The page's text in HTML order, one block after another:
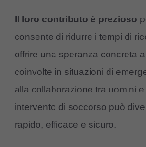
Il loro contributo è prezioso
consente di ridurre i tempi di
offrire una speranza concreta
coinvolte in situazioni di
alla collaborazione tra uomini
intervento di soccorso può
rapido, efficace e sicuro.